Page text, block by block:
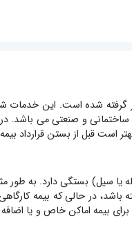
گرفته شده است. این
و صنعتی می باشد.
است قبل از بستن قرارداد
یا سیل) بستگی دارد. به
داخل منزل هزینه داشته باشد،
بیمه اماکن خاص و یا